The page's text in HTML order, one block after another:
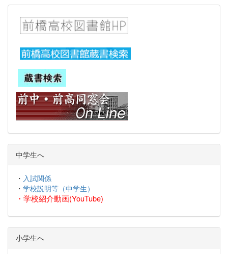
中学生へ
・ 入試関係
・ 学校説明等（中学生）
・ 学校紹介動画(YouTube)
小学生へ